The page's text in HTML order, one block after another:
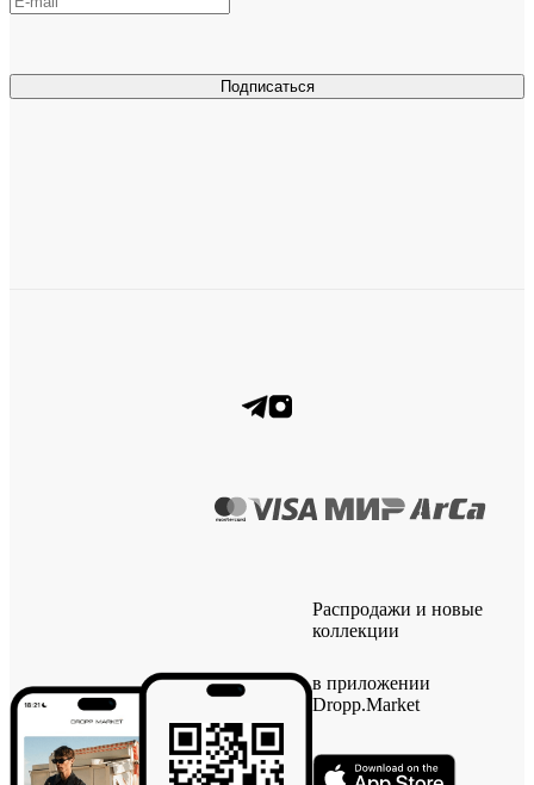
Подписаться
Распродажи и новые
коллекции
в приложении
Dropp.Market